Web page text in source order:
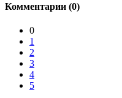
Комментарии (0)
0
1
2
3
4
5